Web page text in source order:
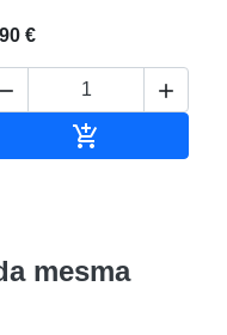
€
 

mesma